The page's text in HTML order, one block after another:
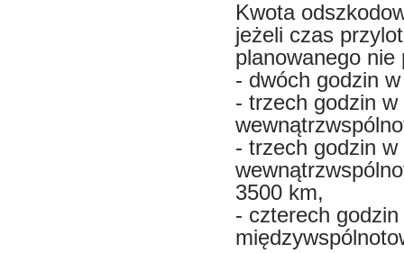
Kwota
jeżeli czas
planowanego nie
- dwóch godzin
- trzech godzin
- trzech godzin
3500 km,
- czterech